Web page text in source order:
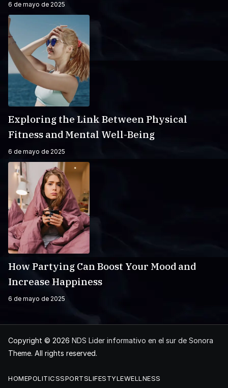
6 de mayo de 2025
Exploring the Link Between Physical
Fitness and Mental Well-Being
6 de mayo de 2025
How Partying Can Boost Your Mood and
Increase Happiness
6 de mayo de 2025
Copyright © 2026 NDS Lider informativo en el sur de Sonora
Theme. All rights reserved.
HOMEPOLITICSSPORTSLIFESTYLEWELLNESS